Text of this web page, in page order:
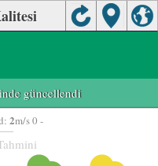
güncellendi
2m/s 0 -